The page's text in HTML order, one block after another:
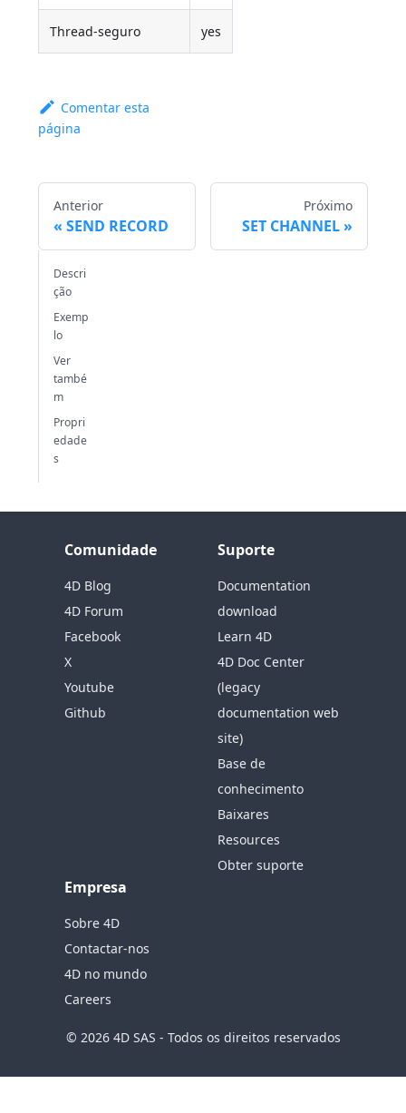
Thread-seguro yes
Comentar esta
página
Anterior
SEND RECORD
Próximo
SET CHANNEL
Descri
ção
Exemp
lo
Ver
també
m
Propri
edade
s
Comunidade
4D Blog
4D Forum
Facebook
X
Youtube
Github
Suporte
Documentation
download
Learn 4D
4D Doc Center
(legacy
documentation web
site)
Base de
conhecimento
Baixares
Resources
Obter suporte
Empresa
Sobre 4D
Contactar-nos
4D no mundo
Careers
© 2026 4D SAS - Todos os direitos reservados